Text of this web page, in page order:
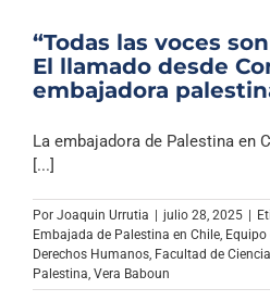
“Todas las voces
El llamado desde
embajadora
La embajadora de Palestina en
[...]
Por Joaquin Urrutia julio 28, 2025
Embajada de Palestina en Chile,
Derechos Humanos, Facultad de
Palestina, Vera Baboun